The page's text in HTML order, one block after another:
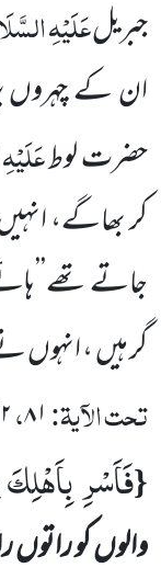
جبریلعَلَیْہِ
ان کے چہروں
حضرت لوط
کر بھاگے،
جاتے تھے’’
گر ہیں ، انہوں
تحت الآیۃ:۸۱،۲
{فَاَسْرِ
والوں کو